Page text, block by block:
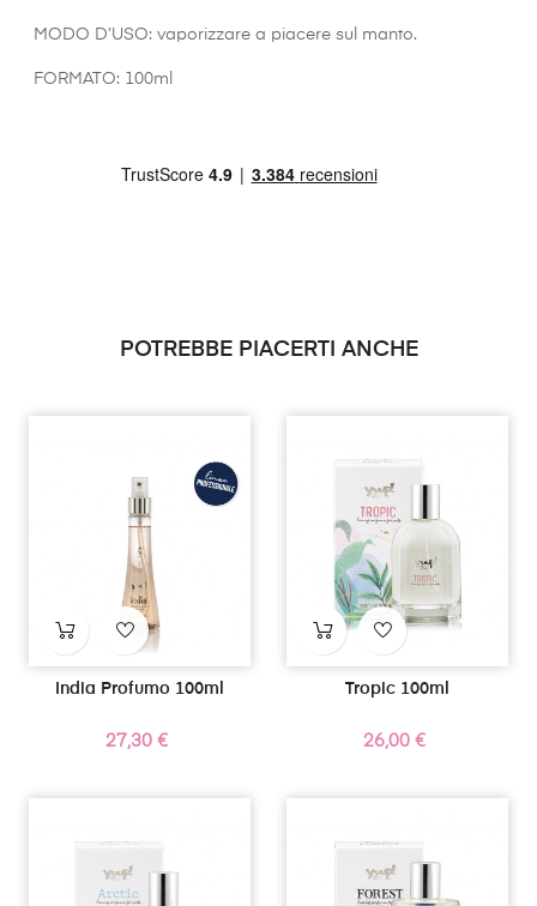
MODO D’USO: vaporizzare a piacere sul manto.
FORMATO: 100ml
POTREBBE PIACERTI ANCHE
India Profumo 100ml
Prezzo
27,30 €
Tropic 100ml
Prezzo
26,00 €